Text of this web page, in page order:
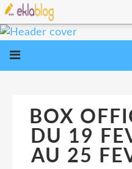
BOX
DU 19
AU 25